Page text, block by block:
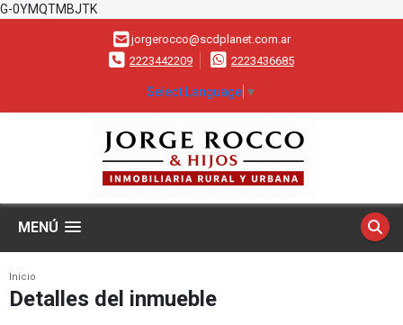
G-0YMQTMBJTK
jorgerocco@scdplanet.com.ar
2223442209
2223436685
Select Language ▼
MENÚ
Inicio
Detalles del inmueble